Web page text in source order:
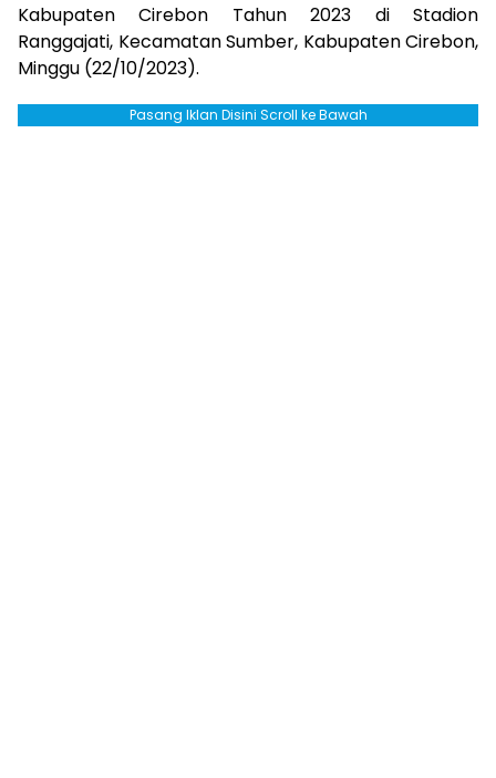
Kabupaten Cirebon Tahun 2023 di Stadion
Ranggajati, Kecamatan Sumber, Kabupaten Cirebon,
Minggu (22/10/2023).
Pasang Iklan Disini Scroll ke Bawah